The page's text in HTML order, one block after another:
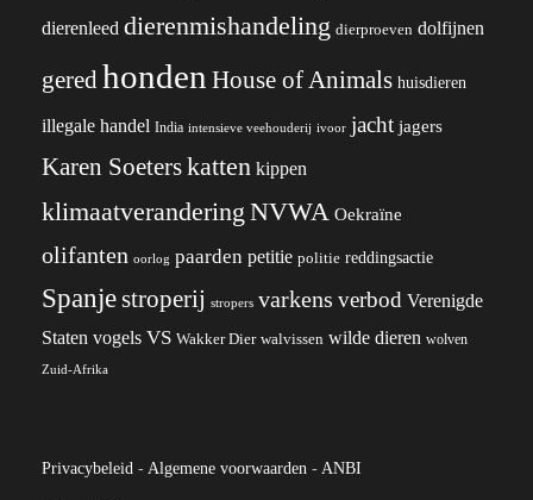
dierenleed dierenmishandeling dierproeven dolfijnen
geredhonden House of Animals huisdieren
illegale handel India intensieve veehouderij ivoor jacht jagers
Karen Soeterskatten kippen
klimaatverandering NVWA Oekraïne
olifanten oorlog paarden petitie politie reddingsactie
Spanjestroperij stropers varkens verbod Verenigde
Staten vogels VS Wakker Dier walvissen wilde dieren wolven
Zuid-Afrika
Privacybeleid - Algemene voorwaarden - ANBI